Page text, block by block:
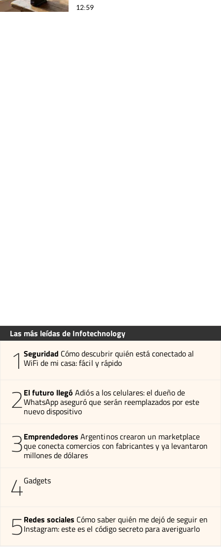
12:59
Las más leídas de Infotechnology
1 Seguridad Cómo descubrir quién está conectado al
WiFi de mi casa: fácil y rápido
2El futuro llegó Adiós a los celulares: el dueño de
WhatsApp aseguró que serán reemplazados por este
nuevo dispositivo
3Emprendedores Argentinos crearon un marketplace
que conecta comercios con fabricantes y ya levantaron
millones de dólares
4Gadgets
5Redes sociales Cómo saber quién me dejó de seguir en
Instagram: este es el código secreto para averiguarlo